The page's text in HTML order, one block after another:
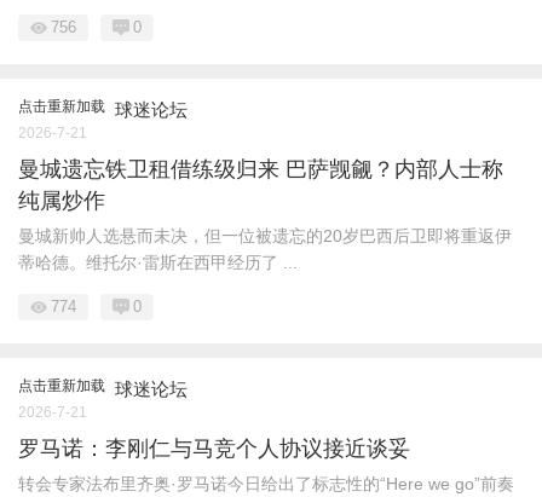
756 0
点击重新加载 球迷论坛
2026-7-21
曼城遗忘铁卫租借练级归来 巴萨觊觎？内部人士称
纯属炒作
曼城新帅人选悬而未决，但一位被遗忘的20岁巴西后卫即将重返伊
蒂哈德。维托尔·雷斯在西甲经历了 ...
774 0
点击重新加载 球迷论坛
2026-7-21
罗马诺：李刚仁与马竞个人协议接近谈妥
转会专家法布里齐奥·罗马诺今日给出了标志性的“Here we go”前奏